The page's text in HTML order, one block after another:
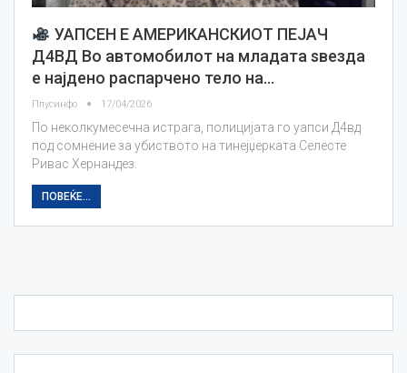
УАПСЕН Е АМЕРИКАНСКИОТ ПЕЈАЧ
Д4ВД Во автомобилот на младата ѕвезда
е најдено распарчено тело на…
Плусинфо 17/04/2026
По неколкумесечна истрага, полицијата го уапси Д4вд
под сомнение за убиството на тинејџерката Селесте
Ривас Хернандез.
ПОВЕЌЕ...